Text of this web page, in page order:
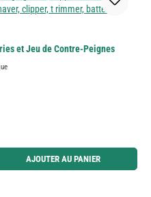
et Jeu de Contre-Peignes
ou utilisez les boutons pour augmenter ou
AJOUTER AU PANIER